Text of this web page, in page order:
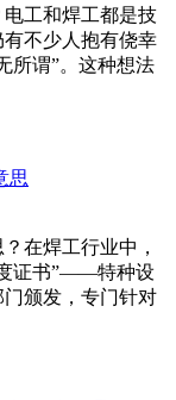
工和焊工都是技
不少人抱有侥幸
所谓”。这种想法
在焊工行业中，
证书”——特种设
颁发，专门针对